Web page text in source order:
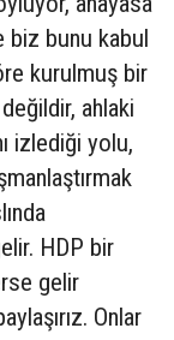
biz bunu kabul
kurulmuş bir
ahlaki
izlediği yolu,
HDP bir
gelir
Onlar